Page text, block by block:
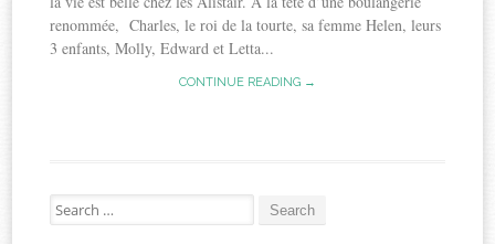
renommée, Charles, le roi de la tourte, sa femme Helen, leurs
3 enfants, Molly, Edward et Letta...
CONTINUE READING →
Search
for: